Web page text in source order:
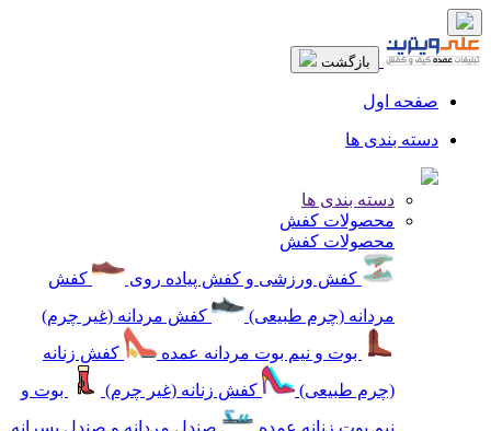
بازگشت
صفحه اول
دسته بندی ها
دسته بندی ها
محصولات کفش
محصولات کفش
کفش ورزشی و کفش پیاده روی
کفش
مردانه (چرم طبیعی)
کفش مردانه (غیر چرم)
بوت و نیم بوت مردانه عمده
کفش زنانه
(چرم طبیعی)
کفش زنانه (غیر چرم)
بوت و
نیم بوت زنانه عمده
صندل مردانه و صندل پسرانه